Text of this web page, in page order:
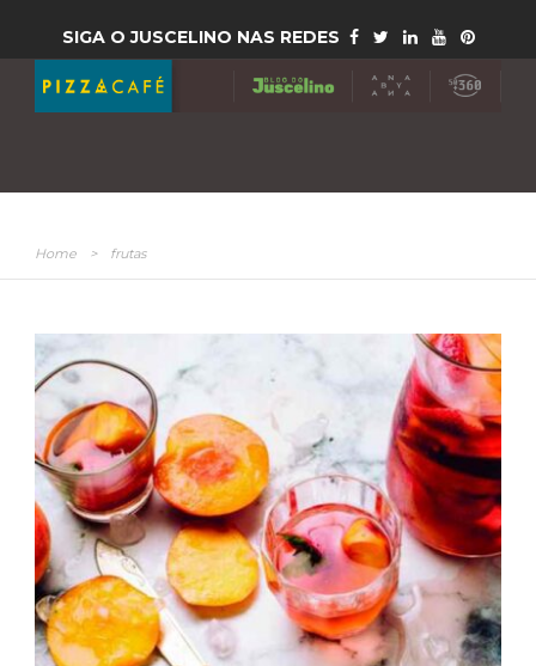
SIGA O JUSCELINO NAS REDES
Home > frutas